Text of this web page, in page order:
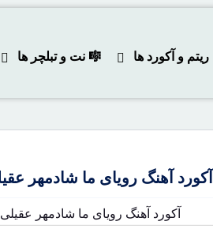
ریتم و آکورد ها 🎼 نت و تبلچر ها
آکورد آهنگ رویای ما شادمهر